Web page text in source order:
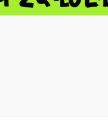
USD - 1.3488
+0.30